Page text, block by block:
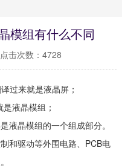
模组有什么不同
点击次数：4728
过来就是液晶屏；
液晶模组；
液晶模组的一个组成部分。
和驱动等外围电路、PCB电